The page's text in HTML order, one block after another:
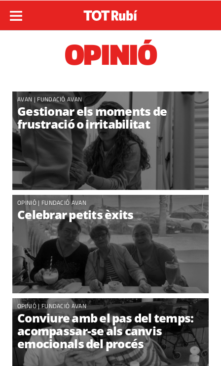
OPINIÓ
AVAN | FUNDACIÓ AVAN
Gestionar els moments de
frustració o irritabilitat
OPINIÓ | FUNDACIÓ AVAN
Celebrar petits èxits
OPINIÓ |FUNDACIÓ AVAN
Conviure amb el pas del temps:
acompassar-se als canvis
emocionals del procés